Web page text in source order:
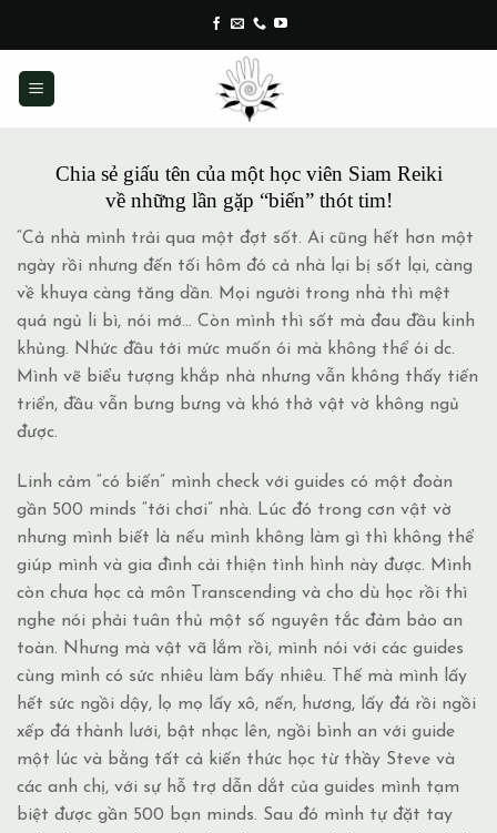
content
Chia sẻ giấu tên của một học viên Siam Reiki
về những lần gặp “biến” thót tim!
“Cả nhà mình trải qua một đợt sốt. Ai cũng hết hơn một
ngày rồi nhưng đến tối hôm đó cả nhà lại bị sốt lại, càng
về khuya càng tăng dần. Mọi người trong nhà thì mệt
quá ngủ li bì, nói mớ… Còn mình thì sốt mà đau đầu kinh
khủng. Nhức đầu tới mức muốn ói mà không thể ói dc.
Mình vẽ biểu tượng khắp nhà nhưng vẫn không thấy tiến
triển, đầu vẫn bưng bưng và khó thở vật vờ không ngủ
được.
Linh cảm “có biến” mình check với guides có một đoàn
gần 500 minds “tới chơi” nhà. Lúc đó trong cơn vật vờ
nhưng mình biết là nếu mình không làm gì thì không thể
giúp mình và gia đình cải thiện tình hình này được. Mình
còn chưa học cả môn Transcending và cho dù học rồi thì
nghe nói phải tuân thủ một số nguyên tắc đảm bảo an
toàn. Nhưng mà vật vã lắm rồi, mình nói với các guides
cùng mình có sức nhiêu làm bấy nhiêu. Thế mà mình lấy
hết sức ngồi dậy, lọ mọ lấy xô, nến, hương, lấy đá rồi ngồi
xếp đá thành lưới, bật nhạc lên, ngồi bình an với guide
một lúc và bằng tất cả kiến thức học từ thầy Steve và
các anh chị, với sự hỗ trợ dẫn dắt của guides mình tạm
biệt được gần 500 bạn minds. Sau đó mình tự đặt tay